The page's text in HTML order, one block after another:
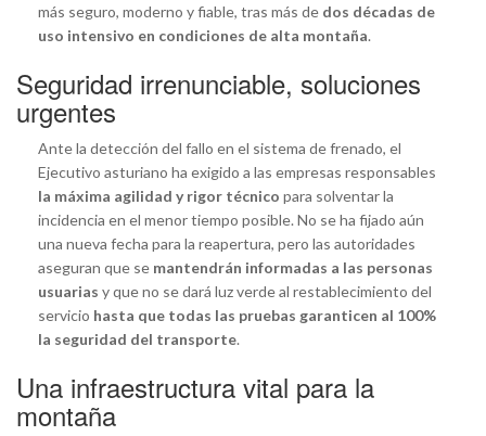
más seguro, moderno y fiable, tras más de dos décadas de
uso intensivo en condiciones de alta montaña.
Seguridad irrenunciable, soluciones
urgentes
Ante la detección del fallo en el sistema de frenado, el
Ejecutivo asturiano ha exigido a las empresas responsables
la máxima agilidad y rigor técnico para solventar la
incidencia en el menor tiempo posible. No se ha fijado aún
una nueva fecha para la reapertura, pero las autoridades
aseguran que se mantendrán informadas a las personas
usuarias y que no se dará luz verde al restablecimiento del
servicio hasta que todas las pruebas garanticen al 100%
la seguridad del transporte.
Una infraestructura vital para la
montaña